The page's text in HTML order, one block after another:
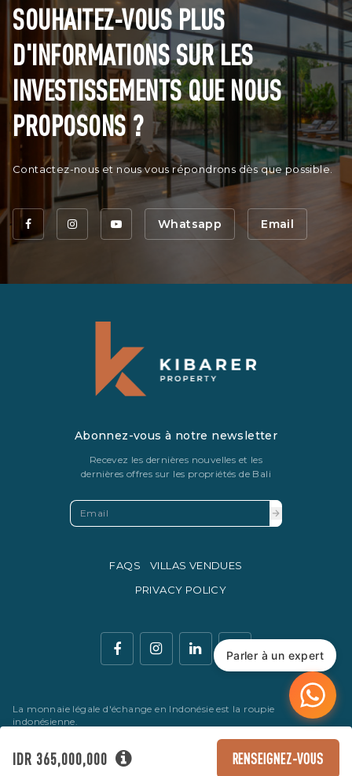
SOUHAITEZ-VOUS PLUS
D'INFORMATIONS SUR LES
INVESTISSEMENTS QUE NOUS
PROPOSONS ?
Contactez-nous et nous vous répondrons dès que possible.
Whatsapp Email
IDR 365,000,000 RENSEIGNEZ-VOUS
Abonnez-vous à notre newsletter
Recevez les dernières nouvelles et les
dernières offres sur les propriétés de Bali
FAQS
VILLAS VENDUES
PRIVACY POLICY
La monnaie légale d'échange en Indonésie est la roupie
indonésienne.
© Copyright 2016 - 2026 Development & SEO ByKesato & Co
Parler à un expert